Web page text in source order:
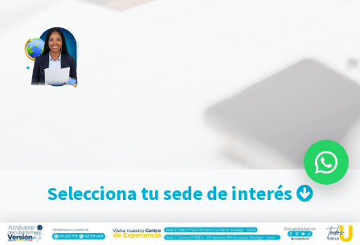
​​Selecciona tu sede de interés